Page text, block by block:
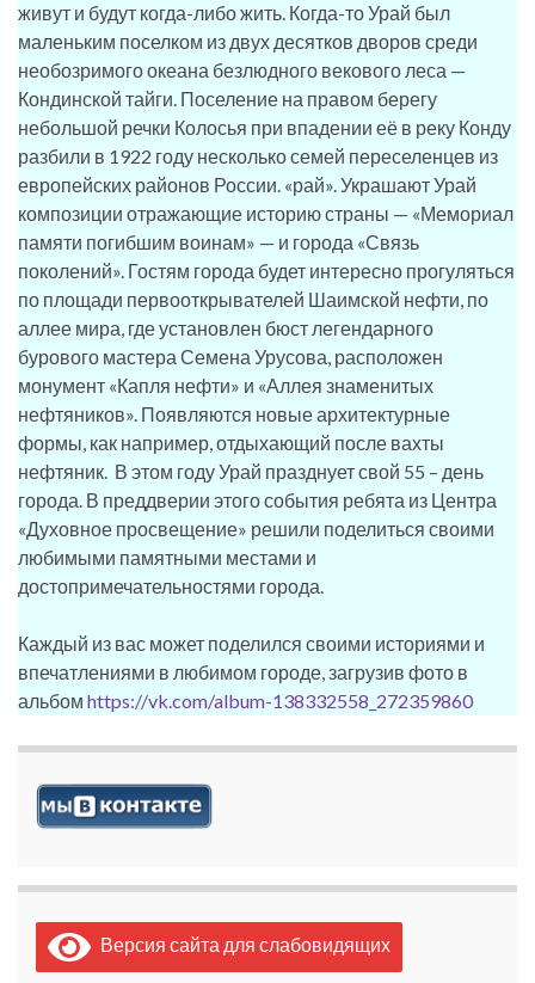
живут и будут когда-либо жить. Когда-то Урай был
маленьким поселком из двух десятков дворов среди
необозримого океана безлюдного векового леса —
Кондинской тайги. Поселение на правом берегу
небольшой речки Колосья при впадении её в реку Конду
разбили в 1922 году несколько семей переселенцев из
европейских районов России. «рай». Украшают Урай
композиции отражающие историю страны — «Мемориал
памяти погибшим воинам» — и города «Связь
поколений». Гостям города будет интересно прогуляться
по площади первооткрывателей Шаимской нефти, по
аллее мира, где установлен бюст легендарного
бурового мастера Семена Урусова, расположен
монумент «Капля нефти» и «Аллея знаменитых
нефтяников». Появляются новые архитектурные
формы, как например, отдыхающий после вахты
нефтяник. В этом году Урай празднует свой 55 – день
города. В преддверии этого события ребята из Центра
«Духовное просвещение» решили поделиться своими
любимыми памятными местами и
достопримечательностями города.
Каждый из вас может поделился своими историями и
впечатлениями в любимом городе, загрузив фото в
альбом https://vk.com/album-138332558_272359860
Версия сайта для слабовидящих